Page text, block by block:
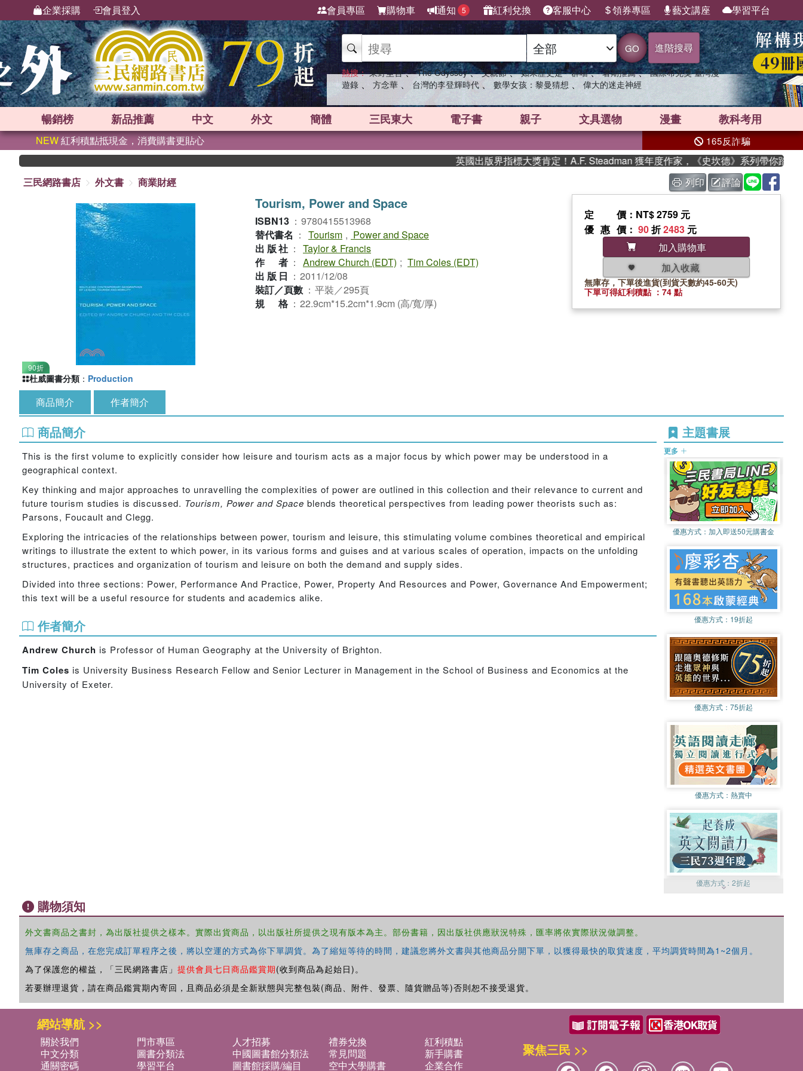
企業採購 會員登入 會員專區 購物車 通知 5 紅利兌換 客服中心 領券專區 藝文講座 學習平台
GO 進階搜尋
熱搜： 東野圭吾 、 The Odyssey 、 父親節 、 如果歷史是一群喵 、 暑期推薦 、 國際布克獎 臺灣漫
遊錄 、 方念華 、 台灣的李登輝時代 、 數學女孩：黎曼猜想 、 偉大的迷走神經
暢銷榜 新品推薦 中文 外文 簡體 三民東大 電子書 親子 文具選物 漫畫 教科考用
NEW紅利積點抵現金，消費購書更貼心 165反詐騙
英國出版界指標大獎肯定！A.F. Steadman 獲年度作家，《史坎德》系列帶你踏上熱血
三民網路書店
外文書 商業財經 列印 評論
90折
Tourism, Power and Space
ISBN13 ： 9780415513968
替代書名 ： Tourism , Power and Space
出版社 ： Taylor & Francis
作者 ： Andrew Church (EDT) ; Tim Coles (EDT)
出版日 ： 2011/12/08
裝訂／頁數 ： 平裝／295頁
規格 ： 22.9cm*15.2cm*1.9cm (高/寬/厚)
定價 ：NT$ 2759 元
優惠價 ： 90折2483 元
加入購物車
加入收藏
無庫存，下單後進貨(到貨天數約45-60天)
下單可得紅利積點 ：74 點
杜威圖書分類 ： Production
商品簡介 作者簡介
商品簡介
This is the first volume to explicitly consider how leisure and tourism acts as a major focus by which power may be understood in a
geographical context.
Key thinking and major approaches to unravelling the complexities of power are outlined in this collection and their relevance to current and
future tourism studies is discussed. Tourism, Power and Space blends theoretical perspectives from leading power theorists such as:
Parsons, Foucault and Clegg.
Exploring the intricacies of the relationships between power, tourism and leisure, this stimulating volume combines theoretical and empirical
writings to illustrate the extent to which power, in its various forms and guises and at various scales of operation, impacts on the unfolding
structures, practices and organization of tourism and leisure on both the demand and supply sides.
Divided into three sections: Power, Performance And Practice, Power, Property And Resources and Power, Governance And Empowerment;
this text will be a useful resource for students and academics alike.
作者簡介
Andrew Church is Professor of Human Geography at the University of Brighton.
Tim Coles is University Business Research Fellow and Senior Lecturer in Management in the School of Business and Economics at the
University of Exeter.
主題書展
更多
優惠方式： 加入即送50元購書金
優惠方式： 19折起
優惠方式： 75折起
優惠方式： 熱賣中
優惠方式：2折起
購物須知
外文書商品之書封，為出版社提供之樣本。實際出貨商品，以出版社所提供之現有版本為主。部份書籍，因出版社供應狀況特殊，匯率將依實際狀況做調整。
無庫存之商品，在您完成訂單程序之後，將以空運的方式為你下單調貨。為了縮短等待的時間，建議您將外文書與其他商品分開下單，以獲得最快的取貨速度，平均調貨時間為1~2個月。
為了保護您的權益，「三民網路書店」 提供會員七日商品鑑賞期(收到商品為起始日)。
若要辦理退貨，請在商品鑑賞期內寄回，且商品必須是全新狀態與完整包裝(商品、附件、發票、隨貨贈品等)否則恕不接受退貨。
網站導航 >>
關於我們 門市專區 人才招募 禮券兌換
紅利積點
中文分類
圖書分類法 中國圖書館分類法 常見問題
新手購書
通關密碼
學習平台 圖書館採購/編目 空中大學購書
企業合作
聚焦三民 >>